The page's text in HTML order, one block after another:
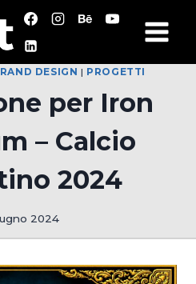
DESIGN | PROGETTI
per Iron
– Calcio
2024
2024